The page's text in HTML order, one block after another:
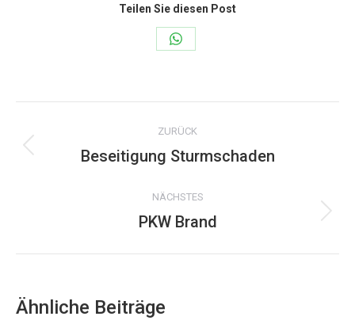
Teilen Sie diesen Post
Share
WhatsApp
Kommentarnavigation
ZURÜCK
Vorheriger
Beseitigung Sturmschaden
NÄCHSTES
Nächster
PKW Brand
Ähnliche Beiträge